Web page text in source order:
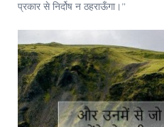
प्रकार से निर्दोष न ठहराऊँगा।”